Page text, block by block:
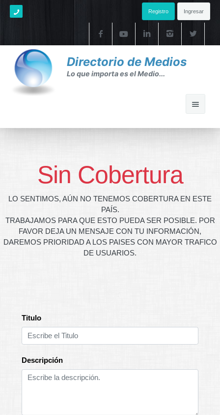
Registro Ingresar
Directorio de Medios
Lo que importa es el Medio...
Sin Cobertura
LO SENTIMOS, AÚN NO TENEMOS COBERTURA EN ESTE
PAÍS.
TRABAJAMOS PARA QUE ESTO PUEDA SER POSIBLE. POR
FAVOR DEJA UN MENSAJE CON TU INFORMACIÓN,
DAREMOS PRIORIDAD A LOS PAISES CON MAYOR TRAFICO
DE USUARIOS.
Titulo
Descripción